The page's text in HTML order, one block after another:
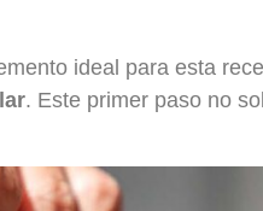
ideal para esta
. Este primer paso no